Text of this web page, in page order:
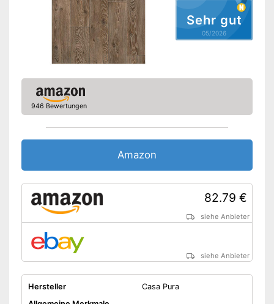
Sehr gut
05/2026
946 Bewertungen
Amazon
82.79 €
siehe Anbieter
siehe Anbieter
Hersteller
Casa Pura